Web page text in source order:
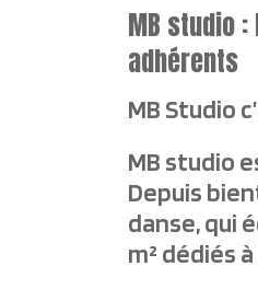
MB studio
adhérents
MB Studio
MB studio
Depuis
danse, qui
m² dédiés